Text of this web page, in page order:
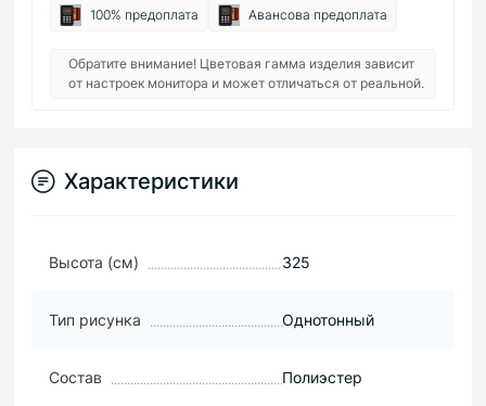
100% предоплата
Авансова предоплата
Обратите внимание! Цветовая гамма изделия зависит
от настроек монитора и может отличаться от реальной.
Характеристики
Высота (см) 325
Тип рисунка Однотонный
Состав Полиэстер